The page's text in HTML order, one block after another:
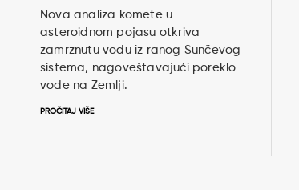
Nova analiza komete u
asteroidnom pojasu otkriva
zamrznutu vodu iz ranog Sunčevog
sistema, nagoveštavajući poreklo
vode na Zemlji.
PROČITAJ VIŠE